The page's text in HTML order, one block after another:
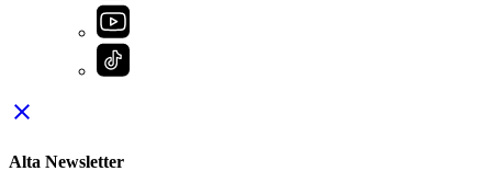
close
Alta Newsletter